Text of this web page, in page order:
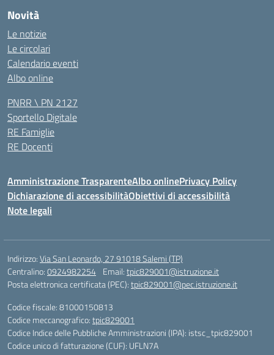
Novità
Le notizie
Le circolari
Calendario eventi
Albo online
PNRR \ PN 2127
Sportello Digitale
RE Famiglie
RE Docenti
Amministrazione TrasparenteAlbo onlinePrivacy Policy
Dichiarazione di accessibilitàObiettivi di accessibilità
Note legali
Indirizzo:Via San Leonardo, 27 91018 Salemi (TP)
Centralino:0924982254 Email:tpic829001@istruzione.it
Posta elettronica certificata (PEC):tpic829001@pec.istruzione.it
Codice fiscale: 81000150813
Codice meccanografico:tpic829001
Codice Indice delle Pubbliche Amministrazioni (IPA): istsc_tpic829001
Codice unico di fatturazione (CUF): UFLN7A